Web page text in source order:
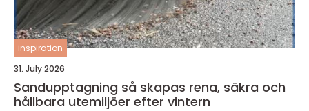
inspiration
31. July 2026
Sandupptagning så skapas rena, säkra och
hållbara utemiljöer efter vintern